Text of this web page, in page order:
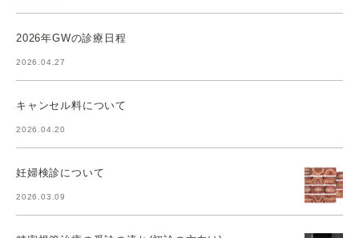
2026年GWの診療日程
2026.04.27
キャンセル料について
2026.04.20
妊婦検診について
2026.03.09